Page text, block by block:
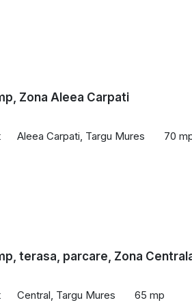
Zona Aleea Carpati
Aleea Carpati, Targu Mures 70
terasa, parcare, Zona
Central, Targu Mures 65 mp